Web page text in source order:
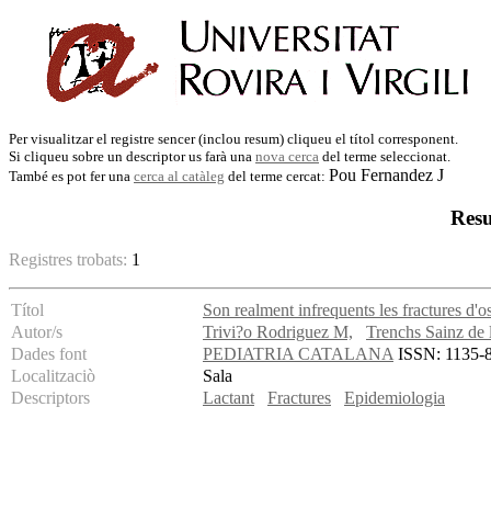
Per visualitzar el registre sencer (inclou resum) cliqueu el títol corresponent.
Si cliqueu sobre un descriptor us farà una nova cerca del terme seleccionat.
També es pot fer una cerca al catàleg del terme cercat: Pou Fernandez J
Registres trobats: 1
Títol
Son realment infrequents les fractures
Autor/s
Trivi?o Rodriguez M,
Trenchs Sainz de
Dades font
PEDIATRIA CATALANAISSN: 1135-
Localitzaciò
Sala
Descriptors
Lactant Fractures Epidemiologia